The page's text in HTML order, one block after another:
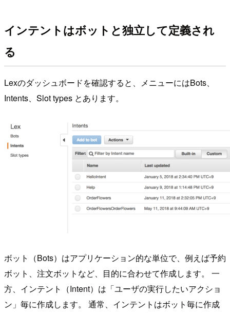
インテントはボットと独立して定義され
る
Lexのダッシュボードを確認すると、メニューにはBots、
Intents、Slot types とあります。
ボット（Bots）はアプリケーション的な単位で、例えば予約
ボット、注文ボットなど、目的に合わせて作成します。 一
方、インテント（Intent）は「ユーザの実行したいアクショ
ン」毎に作成します。 通常、インテントはボット毎に作成